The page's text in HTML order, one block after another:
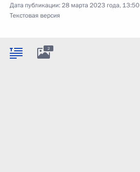
Дата публикации:28 марта 2023 года, 13:50
Текстовая версия
2